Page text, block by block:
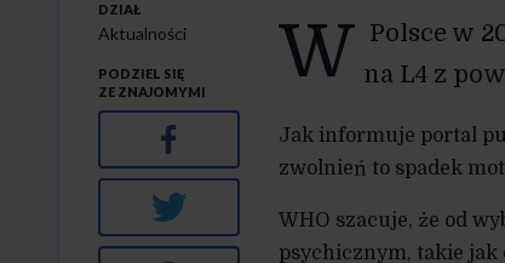
W Polsce w
na L4 z
Jak informuje portal
zwolnień to spadek
WHO szacuje, że od
psychicznym, takie jak
DZIAŁ
Aktualności
PODZIEL SIĘ
ZE ZNAJOMYMI
Facebook
Twitter